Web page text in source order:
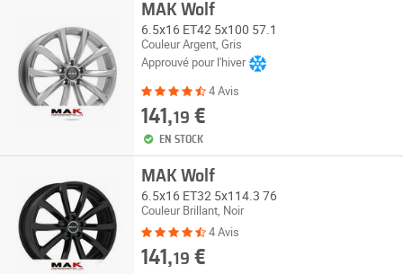
MAK Wolf
6.5x16 ET42 5x100 57.1
Couleur Argent, Gris
Approuvé pour l'hiver
4 Avis
141,19 €
EN STOCK
MAK Wolf
6.5x16 ET32 5x114.3 76
Couleur Brillant, Noir
4 Avis
141,19 €